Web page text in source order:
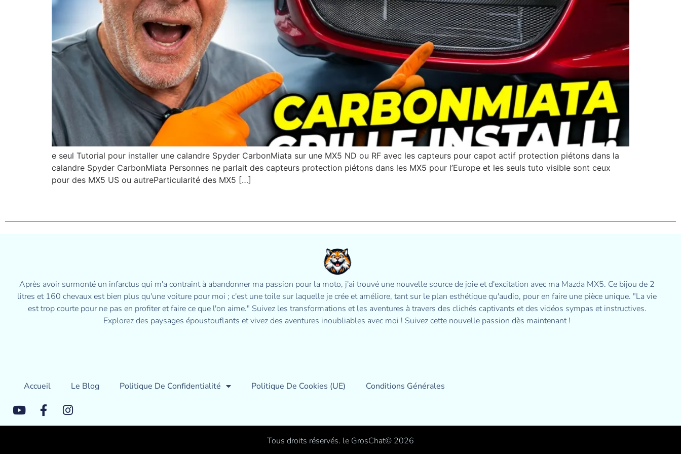
e seul Tutorial pour installer une calandre Spyder CarbonMiata sur une MX5 ND ou RF avec les capteurs pour capot actif protection piétons dans la
calandre Spyder CarbonMiata Personnes ne parlait des capteurs protection piétons dans les MX5 pour l’Europe et les seuls tuto visible sont ceux
pour des MX5 US ou autreParticularité des MX5 […]
Après avoir surmonté un infarctus qui m'a contraint à abandonner ma passion pour la moto, j'ai trouvé une nouvelle source de joie et d'excitation avec ma Mazda MX5. Ce bijou de 2
litres et 160 chevaux est bien plus qu'une voiture pour moi ; c'est une toile sur laquelle je crée et améliore, tant sur le plan esthétique qu'audio, pour en faire une pièce unique. "La vie
est trop courte pour ne pas en profiter et faire ce que l'on aime." Suivez les transformations et les aventures à travers des clichés captivants et des vidéos sympas et instructives.
Explorez des paysages époustouflants et vivez des aventures inoubliables avec moi ! Suivez cette nouvelle passion dès maintenant !
Accueil Le Blog Politique De Confidentialité Politique De Cookies (UE) Conditions Générales
Tous droits réservés. le GrosChat© 2026